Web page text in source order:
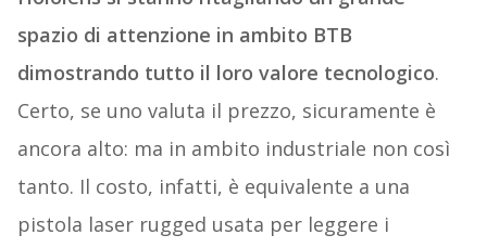
spazio di attenzione in ambito BTB
dimostrando tutto il loro valore tecnologico.
Certo, se uno valuta il prezzo, sicuramente è
ancora alto: ma in ambito industriale non così
tanto. Il costo, infatti, è equivalente a una
pistola laser rugged usata per leggere i